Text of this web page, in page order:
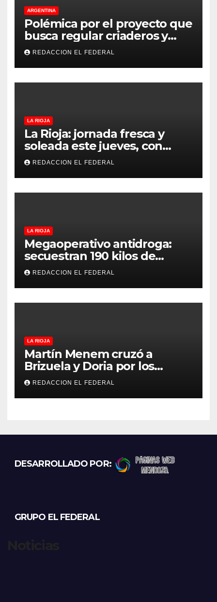
ARGENTINA
Polémica por el proyecto que
busca regular criaderos y
refugios de perros y gatos:
denuncian excesos, mientras
proteccionistas reclaman
controles más duros
REDACCION EL FEDERAL
LA RIOJA
La Rioja: jornada fresca y
soleada este jueves, con
temperaturas estables para
el viernes
REDACCION EL FEDERAL
LA RIOJA
Megaoperativo antidroga:
secuestran 190 kilos de
marihuana que tenían como
destino La Rioja y Catamarca
REDACCION EL FEDERAL
LA RIOJA
Martín Menem cruzó a
Brizuela y Doria por los
incendios en Guanchín:
“Miente descaradamente”
REDACCION EL FEDERAL
DESARROLLADO POR:
GRUPO EL FEDERAL